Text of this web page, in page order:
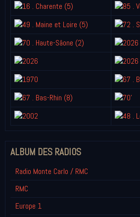
ALBUM DES RADIOS
Radio Monte Carlo / RMC
RMC
Europe 1